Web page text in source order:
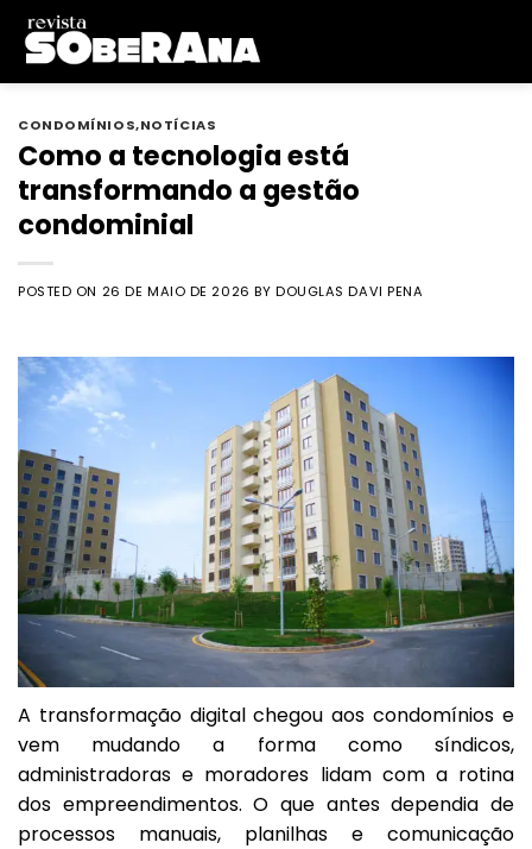
Skip
content
CONDOMÍNIOS,NOTÍCIAS
Como a tecnologia está
transformando a gestão
condominial
POSTED ON 26 DE MAIO DE 2026 BY DOUGLAS DAVI PENA
A transformação digital chegou aos condomínios e
vem mudando a forma como síndicos,
administradoras e moradores lidam com a rotina
dos empreendimentos. O que antes dependia de
processos manuais, planilhas e comunicação